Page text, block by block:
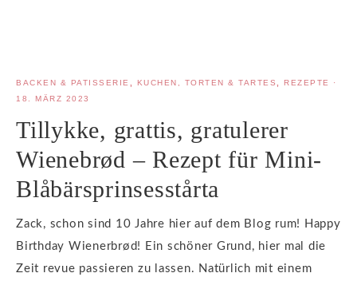
BACKEN & PATISSERIE, KUCHEN, TORTEN & TARTES, REZEPTE
·
18. MÄRZ 2023
Tillykke, grattis, gratulerer
Wienebrød – Rezept für Mini-
Blåbärsprinsesstårta
Zack, schon sind 10 Jahre hier auf dem Blog rum! Happy
Birthday Wienerbrød! Ein schöner Grund, hier mal die
Zeit revue passieren zu lassen. Natürlich mit einem